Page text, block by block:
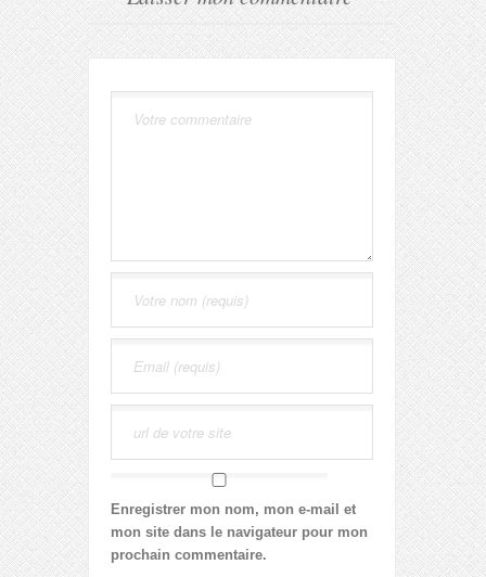
Enregistrer mon nom, mon e-mail et
mon site dans le navigateur pour mon
prochain commentaire.